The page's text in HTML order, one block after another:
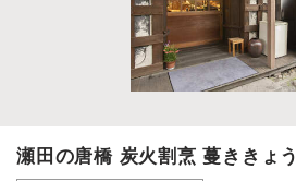
瀬田の唐橋 炭火割烹 蔓ききょう